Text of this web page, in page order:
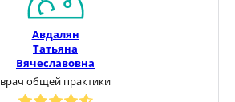
Авдалян
Татьяна
Вячеславовна
врач общей практики